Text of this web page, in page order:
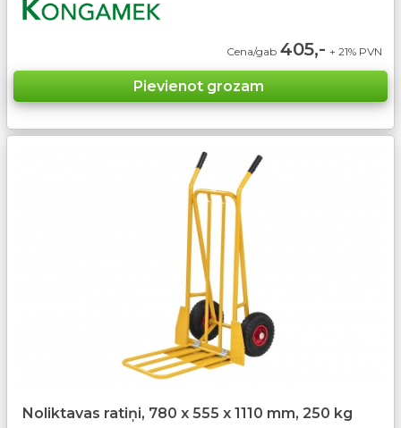
Cena/gab 405,- + 21% PVN
Noliktavas ratiņi, 780 x 555 x 1110 mm, 250 kg